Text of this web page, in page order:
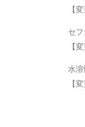
【
セ
【
水
【